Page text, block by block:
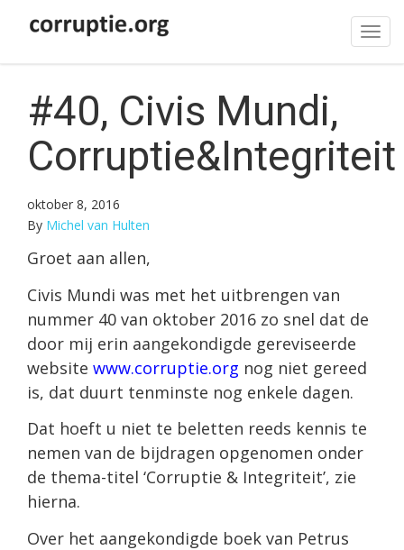
#40, Civis Mundi,
Corruptie&Integriteit
oktober 8, 2016
By Michel van Hulten
Groet aan allen,
Civis Mundi was met het uitbrengen van
nummer 40 van oktober 2016 zo snel dat de
door mij erin aangekondigde gereviseerde
website www.corruptie.org nog niet gereed
is, dat duurt tenminste nog enkele dagen.
Dat hoeft u niet te beletten reeds kennis te
nemen van de bijdragen opgenomen onder
de thema-titel ‘Corruptie & Integriteit’, zie
hierna.
Over het aangekondigde boek van Petrus